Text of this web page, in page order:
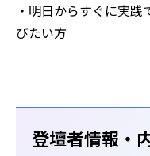
・明日からすぐに実
びたい方
登壇者情報・